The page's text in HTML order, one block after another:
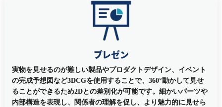
プレゼン
実物を見せるのが難しい製品やプロダクトデザイン、イベント
の完成予想図など3DCGを使用することで、360°動かして見せ
ることができるため2Dとの差別化が可能です。細かいパーツや
内部構造を表現し、関係者の理解を促し、より魅力的に見せら